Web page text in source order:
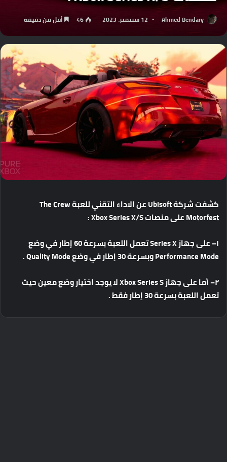
Ahmed Bendary 12 سبتمبر، 2023 46 أقل من دقيقة
كشفتشركة عنالاداءالتقنيللعبةThe Crew
Motorfestعلىمنصات
١–علىجهاز تعملاللعبةبسرعة إطارفيوضع
Performance Modeوبسرعة إطارفيوضع
٢–أماعلىجهاز لايوجداختياروضعمعينحيث
تعملاللعبةبسرعة إطارفقط .